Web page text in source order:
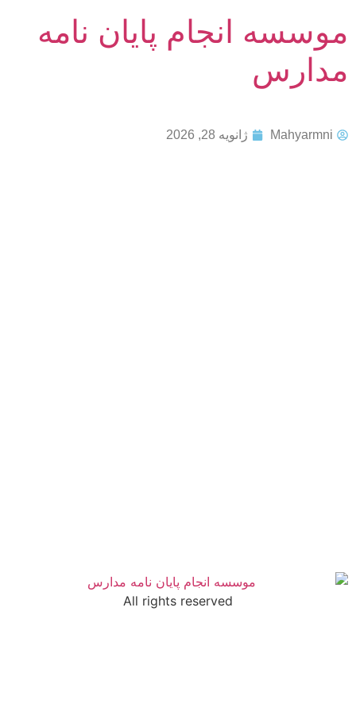
موسسه انجام پایان نامه
مدارس
Mahyarmni ژانویه 28, 2026
All rights reserved